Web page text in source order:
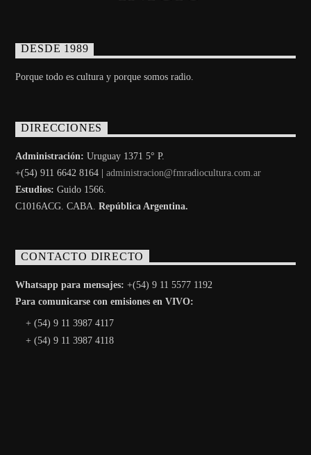
DESDE 1989
Porque todo es cultura y porque somos radio.
DIRECCIONES
Administración: Uruguay 1371 5° P.
+(54) 911 6642 8164 |administracion@fmradiocultura.com.ar
Estudios: Guido 1566.
C1016ACG . CABA.República Argentina.
CONTACTO DIRECTO
Whatsapp para mensajes: +(54) 9 11 5577 1192
Para comunicarse con emisiones en VIVO:
+ (54) 9 11 3987 4117
+ (54) 9 11 3987 4118